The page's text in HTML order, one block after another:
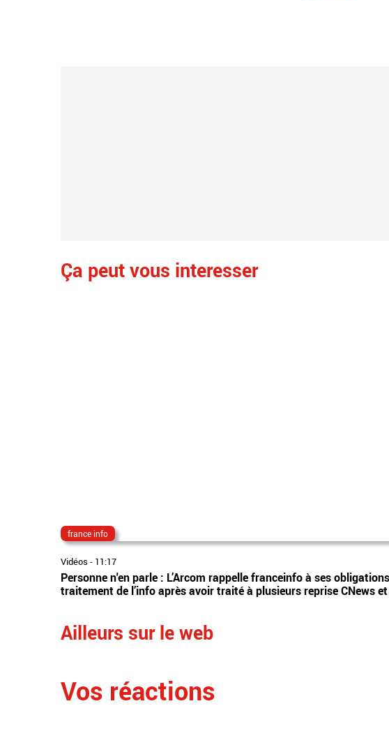
Ça peut vous interesser
france info
Vidéos - 11:17
Personne n'en parle : L’Arcom rappelle franceinfo à ses
traitement de l’info après avoir traité à plusieurs reprise CNews
Ailleurs sur le web
Vos réactions